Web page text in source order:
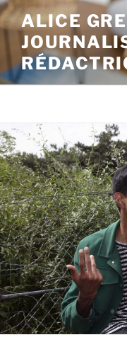
Aller
au
contenu
principal
ALICE